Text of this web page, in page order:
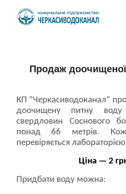
Продаж
КП “Черкасиводоканал”
доочищену питну воду
свердловин Соснового
понад 66 метрів.
перевіряється
Ціна — 2
Придбати воду можна: